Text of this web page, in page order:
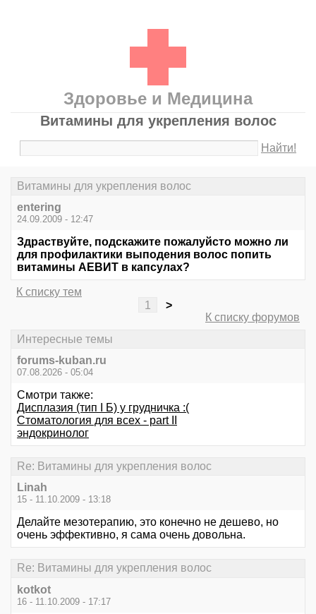
Здоровье и Медицина
Витамины для укрепления волос
Найти!
Витамины для укрепления волос
entering
24.09.2009 - 12:47
Здраствуйте, подскажите пожалуйсто можно ли
для профилактики выподения волос попить
витамины АЕВИТ в капсулах?
К списку тем
1
>
К списку форумов
Интересные темы
forums-kuban.ru
07.08.2026 - 05:04
Смотри также:
Дисплазия (тип I Б) у грудничка :(
Стоматология для всех - part II
эндокринолог
Re: Витамины для укрепления волос
Linah
15 - 11.10.2009 - 13:18
Делайте мезотерапию, это конечно не дешево, но
очень эффективно, я сама очень довольна.
Re: Витамины для укрепления волос
kotkot
16 - 11.10.2009 - 17:17